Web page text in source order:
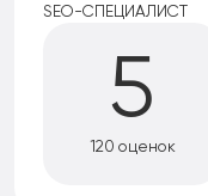
SEO-СПЕЦИАЛИСТ
5
120 оценок